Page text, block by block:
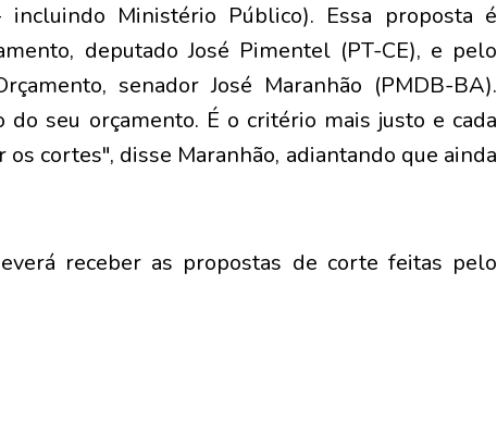
incluindo Ministério Público). Essa proposta é
deputado José Pimentel (PT-CE), e pelo
senador José Maranhão (PMDB-BA).
seu orçamento. É o critério mais justo e cada
cortes", disse Maranhão, adiantando que ainda
receber as propostas de corte feitas pelo